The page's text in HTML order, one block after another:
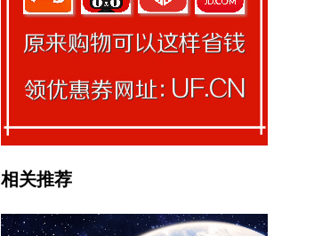
相关推荐